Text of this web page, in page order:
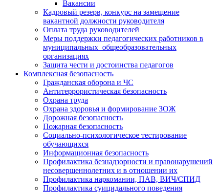
Вакансии
Кадровый резерв, конкурс на замещение
вакантной должности руководителя
Оплата труда руководителей
Меры поддержки педагогических работников в
муниципальных общеобразовательных
организациях
Защита чести и достоинства педагогов
Комплексная безопасность
Гражданская оборона и ЧС
Антитеррористическая безопасность
Охрана труда
Охрана здоровья и формирование ЗОЖ
Дорожная безопасность
Пожарная безопасность
Социально-психологическое тестирование
обучающихся
Информационная безопасность
Профилактика безнадзорности и правонарушений
несовершеннолетних и в отношении их
Профилактика наркомании, ПАВ, ВИЧ/СПИД
Профилактика суицидального поведения